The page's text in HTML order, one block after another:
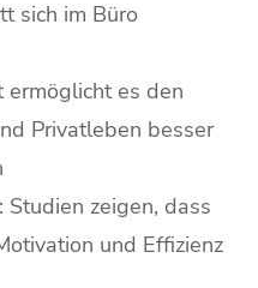
sich im Büro
ermöglicht es den
Privatleben besser
zeigen, dass
und Effizienz